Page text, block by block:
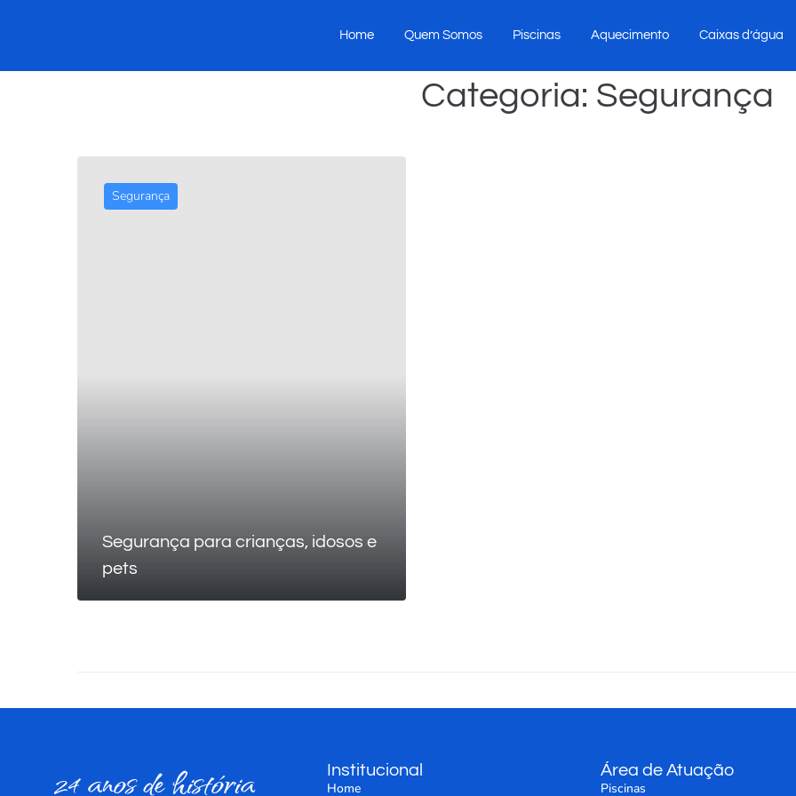
Home Quem Somos Piscinas Aquecimento Caixas d’água
Categoria: Segurança
Segurança
Segurança para crianças, idosos e
pets
24 anos de história Institucional
Home
Área de Atuação
Piscinas